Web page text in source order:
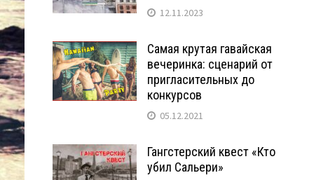
12.11.2023
Самая крутая гавайская
вечеринка: сценарий от
пригласительных до
конкурсов
05.12.2021
Гангстерский квест «Кто
убил Сальери»